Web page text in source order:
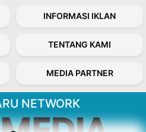
INFORMASI IKLAN
TENTANG KAMI
MEDIA PARTNER
NETWORK